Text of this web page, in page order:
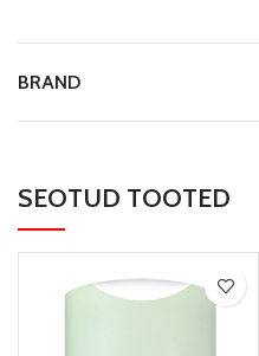
BRAND
SEOTUD TOOTED